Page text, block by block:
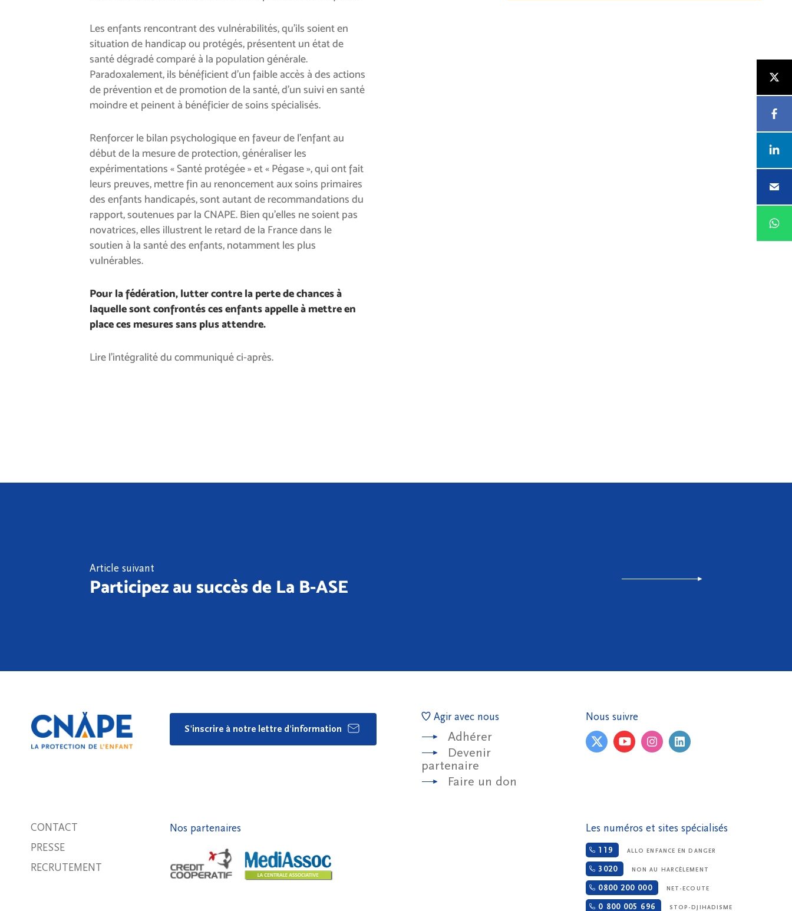
Les enfants rencontrant des vulnérabilités, qu’ils soient en
situation de handicap ou protégés, présentent un état de
santé dégradé comparé à la population générale.
Paradoxalement, ils bénéficient d’un faible accès à des actions
de prévention et de promotion de la santé, d’un suivi en santé
moindre et peinent à bénéficier de soins spécialisés.
Renforcer le bilan psychologique en faveur de l’enfant au
début de la mesure de protection, généraliser les
expérimentations « Santé protégée » et « Pégase », qui ont fait
leurs preuves, mettre fin au renoncement aux soins primaires
des enfants handicapés, sont autant de recommandations du
rapport, soutenues par la CNAPE. Bien qu’elles ne soient pas
novatrices, elles illustrent le retard de la France dans le
soutien à la santé des enfants, notamment les plus
vulnérables.
Pour la fédération, lutter contre la perte de chances à
laquelle sont confrontés ces enfants appelle à mettre en
place ces mesures sans plus attendre.
Lire l’intégralité du communiqué ci-après.
Article suivant
Participez au succès de La B-ASE
S'inscrire à notre lettre d'information
Agir avec nous
Adhérer
Devenir
partenaire
Faire un don
Nous suivre
CONTACT
PRESSE
RECRUTEMENT
Nos partenaires Les numéros et sites spécialisés
119 ALLO ENFANCE EN DANGER
3020 NON AU HARCÈLEMENT
0800 200 000 NET-ECOUTE
0 800 005 696 STOP-DJIHADISME